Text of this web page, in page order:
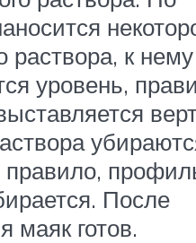
раствора, к нему
уровень,
После
маяк готов.